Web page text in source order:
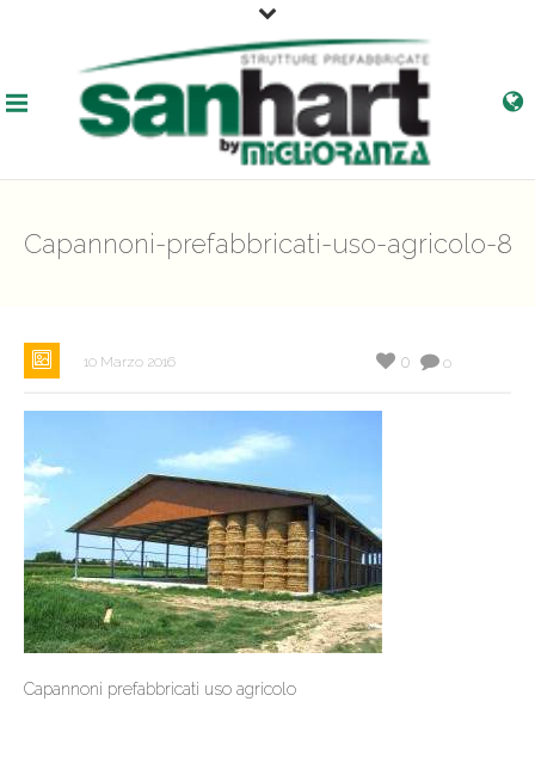
Capannoni-prefabbricati-uso-agricolo-8
10 Marzo 2016 0
0
Capannoni prefabbricati uso agricolo